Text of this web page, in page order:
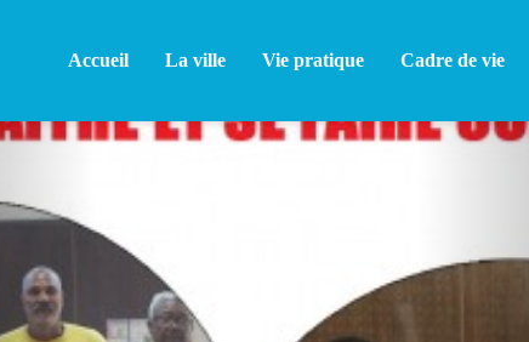
Accueil La ville Vie pratique Cadre de vie